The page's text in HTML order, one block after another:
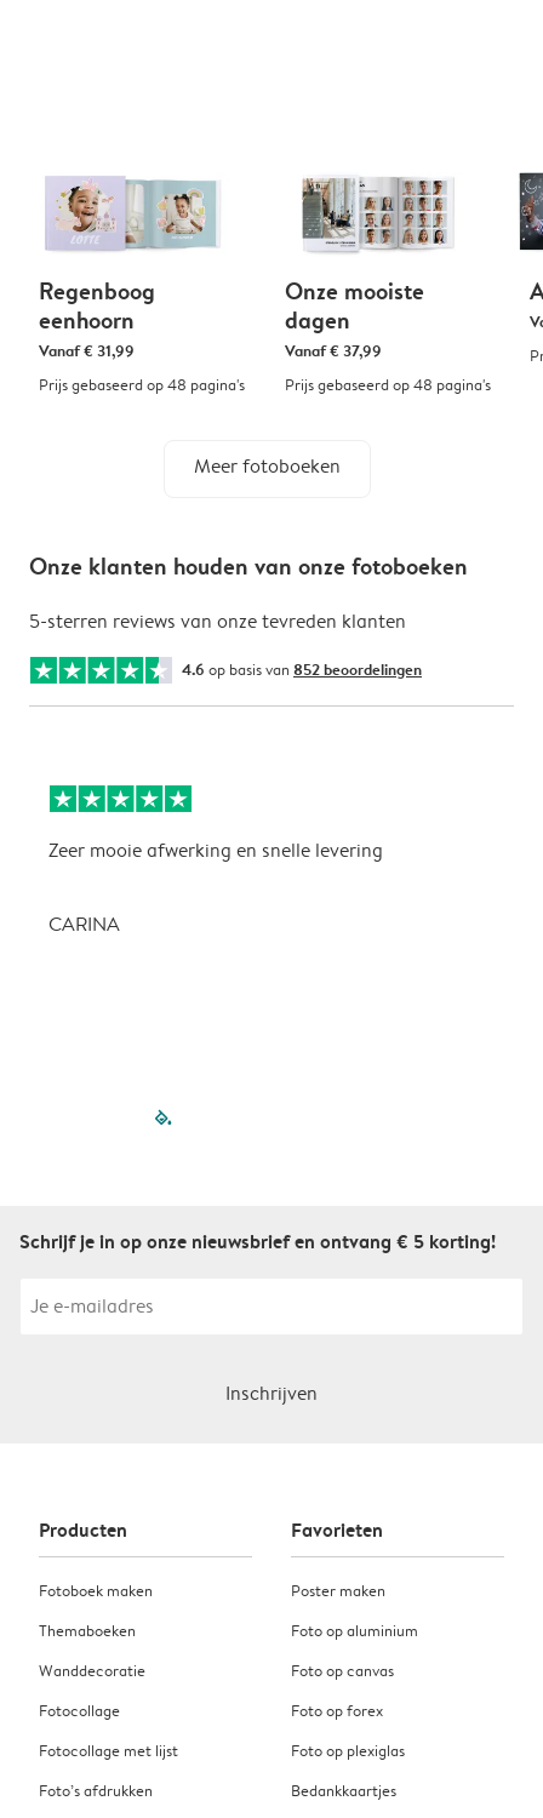
Regenboog
eenhoorn
Vanaf€ 31,99
Prijs gebaseerd op 48 pagina's
Onze mooiste
dagen
Vanaf€ 37,99
Prijs gebaseerd op 48 pagina's
Meer fotoboeken
Onze klanten houden van onze fotoboeken
5-sterren reviews van onze tevreden klanten
4.6 op basis van 852 beoordelingen
Zeer mooie afwerking en snelle levering
CARINA
filled-pagination
Schrijf je in op onze nieuwsbrief en ontvang € 5 korting!
Inschrijven
Producten
Fotoboek maken
Themaboeken
Wanddecoratie
Fotocollage
Fotocollage met lijst
Foto’s afdrukken
Favorieten
Poster maken
Foto op aluminium
Foto op canvas
Foto op forex
Foto op plexiglas
Bedankkaartjes